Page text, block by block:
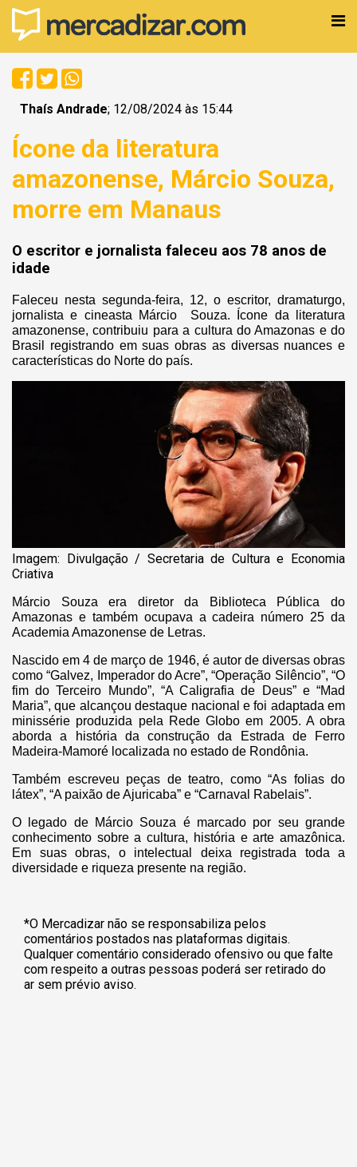
Thaís Andrade; 12/08/2024 às 15:44
Ícone da literatura
amazonense, Márcio Souza,
morre em Manaus
O escritor e jornalista faleceu aos 78 anos de
idade
Faleceu nesta segunda-feira, 12, o escritor, dramaturgo,
jornalista e cineasta Márcio Souza. Ícone da literatura
amazonense, contribuiu para a cultura do Amazonas e do
Brasil registrando em suas obras as diversas nuances e
características do Norte do país.
Imagem: Divulgação / Secretaria de Cultura e Economia
Criativa
Márcio Souza era diretor da Biblioteca Pública do
Amazonas e também ocupava a cadeira número 25 da
Academia Amazonense de Letras.
Nascido em 4 de março de 1946, é autor de diversas obras
como “Galvez, Imperador do Acre”, “Operação Silêncio”, “O
fim do Terceiro Mundo”, “A Caligrafia de Deus” e “Mad
Maria”, que alcançou destaque nacional e foi adaptada em
minissérie produzida pela Rede Globo em 2005. A obra
aborda a história da construção da Estrada de Ferro
Madeira-Mamoré localizada no estado de Rondônia.
Também escreveu peças de teatro, como “As folias do
látex”, “A paixão de Ajuricaba” e “Carnaval Rabelais”.
O legado de Márcio Souza é marcado por seu grande
conhecimento sobre a cultura, história e arte amazônica.
Em suas obras, o intelectual deixa registrada toda a
diversidade e riqueza presente na região.
*O Mercadizar não se responsabiliza pelos
comentários postados nas plataformas digitais.
Qualquer comentário considerado ofensivo ou que falte
com respeito a outras pessoas poderá ser retirado do
ar sem prévio aviso.